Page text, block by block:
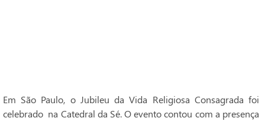
Em São Paulo, o Jubileu da Vida Religiosa Consagrada foi
celebrado na Catedral da Sé. O evento contou com a presença